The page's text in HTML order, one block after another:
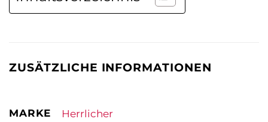
ZUSÄTZLICHE INFORMATIONEN
MARKE Herrlicher